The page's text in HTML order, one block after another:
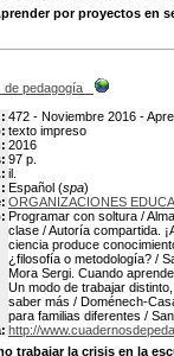
por proyectos en
de pedagogía
472 - Noviembre 2016 -
texto impreso
2016
97 p.
il.
Español (spa)
ORGANIZACIONES
Programar con soltura /
clase / Autoría compartida.
ciencia produce
¿filosofía o metodología? /
Mora Sergi. Cuando
Un modo de trabajar
saber más / Doménech-
para familias diferentes /
http://
trabajar la crisis en la